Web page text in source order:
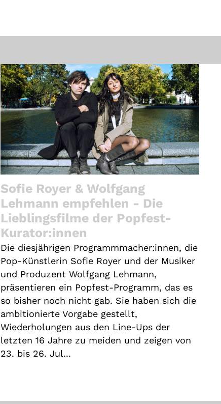
Sofie Royer & Wolfgang
Lehmann empfehlen - Die
Lieblingsfilme der Popfest-
Kurator:innen
Die diesjährigen Programmmacher:innen, die
Pop-Künstlerin Sofie Royer und der Musiker
und Produzent Wolfgang Lehmann,
präsentieren ein Popfest-Programm, das es
so bisher noch nicht gab. Sie haben sich die
ambitionierte Vorgabe gestellt,
Wiederholungen aus den Line-Ups der
letzten 16 Jahre zu meiden und zeigen von
23. bis 26. Jul...